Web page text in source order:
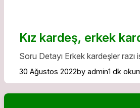
Kız kardeş, erkek
Soru Detayı Erkek kardeşler
30 Ağustos 2022by admin1 dk